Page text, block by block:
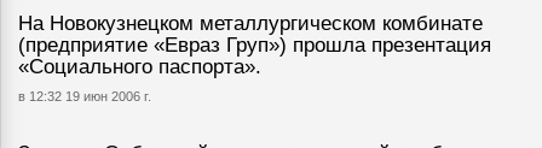
На Новокузнецком металлургическом комбинате
(предприятие «Евраз Груп») прошла презентация
«Социального паспорта».
в 12:32 19 июн 2006 г.